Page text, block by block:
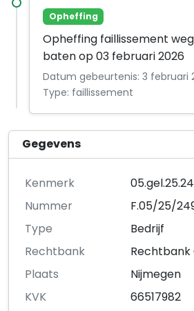
Opheffing
Opheffing faillissement
baten op 03 februari 2026
Datum gebeurtenis: 3 februari
Type: faillissement
Gegevens
Kenmerk
Nummer
F.05/25/
Type
Bedrijf
Rechtbank
Plaats
Nijmegen
KVK
66517982